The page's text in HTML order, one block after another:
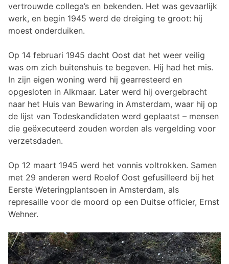
vertrouwde collega’s en bekenden. Het was gevaarlijk
werk, en begin 1945 werd de dreiging te groot: hij
moest onderduiken.
Op 14 februari 1945 dacht Oost dat het weer veilig
was om zich buitenshuis te begeven. Hij had het mis.
In zijn eigen woning werd hij gearresteerd en
opgesloten in Alkmaar. Later werd hij overgebracht
naar het Huis van Bewaring in Amsterdam, waar hij op
de lijst van Todeskandidaten werd geplaatst – mensen
die geëxecuteerd zouden worden als vergelding voor
verzetsdaden.
Op 12 maart 1945 werd het vonnis voltrokken. Samen
met 29 anderen werd Roelof Oost gefusilleerd bij het
Eerste Weteringplantsoen in Amsterdam, als
represaille voor de moord op een Duitse officier, Ernst
Wehner.